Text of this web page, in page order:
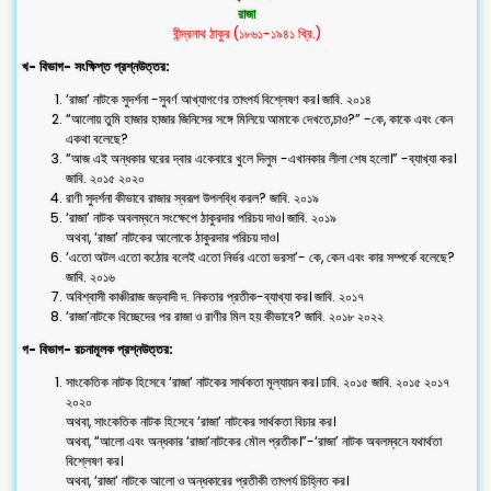
রাজা
বীন্দ্রনাথ ঠাকুর (১৮৬১-১৯৪১ খ্রি.)
খ- বিভাগ- সংক্ষিপ্ত প্রশ্নউত্তর:
‘রাজা’ নাটকে সুদর্শনা -সুবর্ণ আখ্যাগণের তাৎপর্য বিশ্লেষণ কর। জাবি. ২০১৪
“আলোয় তুমি হাজার হাজার জিনিসের সঙ্গে মিলিয়ে আমাকে দেখতে,চাও?” -কে, কাকে এবং কেন
একথা বলেছে?
“আজ এই অন্ধকার ঘরের দ্বার একেবারে খুলে দিলুম -এখানকার লীলা শেষ হলো।” -ব্যাখ্যা কর।
জাবি. ২০১৫ ২০২০
রাণী সুদর্শনা কীভাবে রাজার স্বরূপ উপলব্ধি করল? জাবি. ২০১৯
‘রাজা’ নাটক অবলম্বনে সংক্ষেপে ঠাকুরদার পরিচয় দাও। জাবি. ২০১৯
অথবা, ‘রাজা’ নাটকের আলোকে ঠাকুরদার পরিচয় দাও।
‘এতো অটল এতো কঠোর বলেই এতো নির্ভর এতো ভরসা’- কে, কেন এবং কার সম্পর্কে বলেছে?
জাবি. ২০১৬
অবিশ্বাসী কাঞ্চীরাজ জড়বাদী দ. নিকতার প্রতীক-ব্যাখ্যা কর। জাবি. ২০১৭
‘রাজা’নাটকে বিচ্ছেদের পর রাজা ও রাণীর মিল হয় কীভাবে? জাবি. ২০১৮ ২০২২
গ- বিভাগ- রচনামূলক প্রশ্নউত্তর:
সাংকেতিক নাটক হিসেবে ‘রাজা’ নাটকের সার্থকতা মূল্যায়ন কর। ঢাবি. ২০১৫ জাবি. ২০১৫ ২০১৭
২০২০
অথবা, সাংকেতিক নাটক হিসেবে ‘রাজা’ নাটকের সার্থকতা বিচার কর।
অথবা, “আলো এবং অন্ধকার ‘রাজা’নাটকের মৌল প্রতীক।”-‘রাজা’ নাটক অবলম্বনে যথার্থতা
বিশ্লেষণ কর।
অথবা, ‘রাজা’ নাটকে আলো ও অন্ধকারের প্রতীকী তাৎপর্য চিহ্নিত কর।